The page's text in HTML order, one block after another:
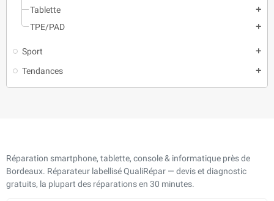
Tablette add
TPE/PAD add
Sport add
Tendances add
Réparation smartphone, tablette, console & informatique près de
Bordeaux. Réparateur labellisé QualiRépar — devis et diagnostic
gratuits, la plupart des réparations en 30 minutes.